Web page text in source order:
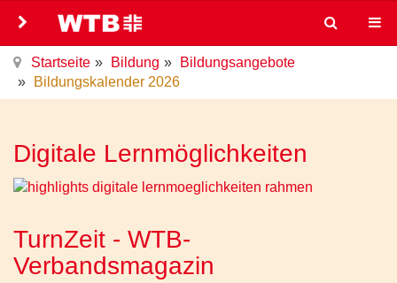
Startseite Bildung
Bildungsangebote
Bildungskalender 2026
Digitale Lernmöglichkeiten
TurnZeit - WTB-
Verbandsmagazin